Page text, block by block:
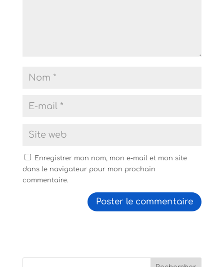
Enregistrer mon nom, mon e-mail et mon site
dans le navigateur pour mon prochain
commentaire.